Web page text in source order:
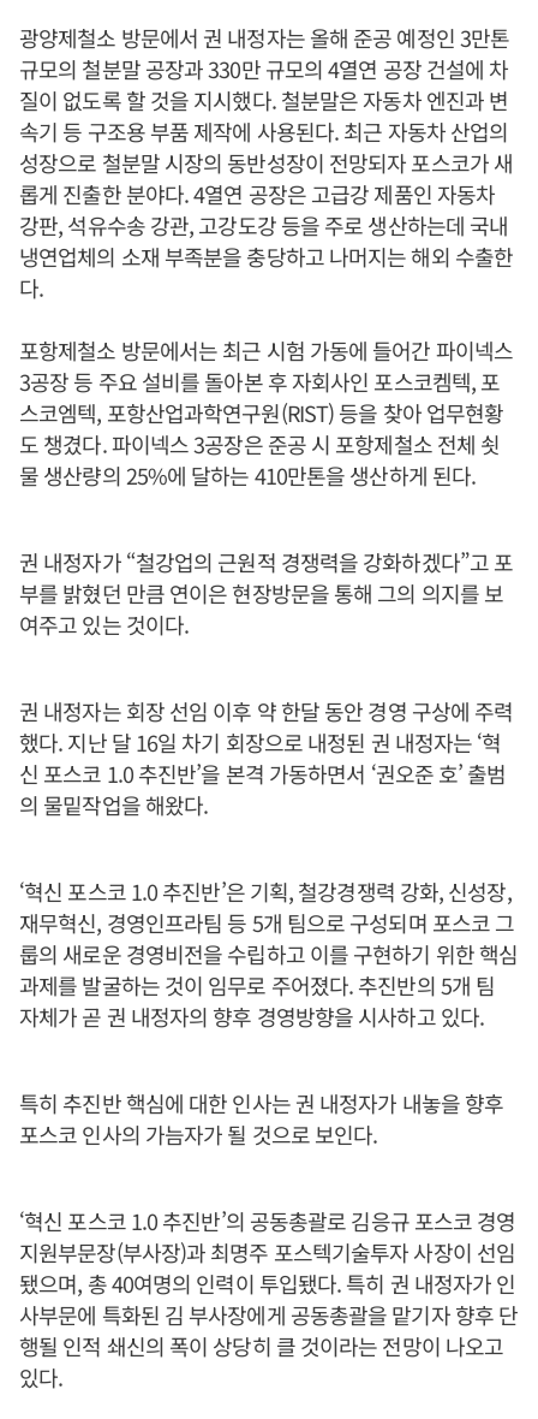
광양제철소 방문에서 권 내정자는 올해 준공 예정인 3만톤
규모의 철분말 공장과 330만 규모의 4열연 공장 건설에 차
질이 없도록 할 것을 지시했다. 철분말은 자동차 엔진과 변
속기 등 구조용 부품 제작에 사용된다. 최근 자동차 산업의
성장으로 철분말 시장의 동반성장이 전망되자 포스코가 새
롭게 진출한 분야다. 4열연 공장은 고급강 제품인 자동차
강판, 석유수송 강관, 고강도강 등을 주로 생산하는데 국내
냉연업체의 소재 부족분을 충당하고 나머지는 해외 수출한
다.
포항제철소 방문에서는 최근 시험 가동에 들어간 파이넥스
3공장 등 주요 설비를 돌아본 후 자회사인 포스코켐텍, 포
스코엠텍, 포항산업과학연구원(RIST) 등을 찾아 업무현황
도 챙겼다. 파이넥스 3공장은 준공 시 포항제철소 전체 쇳
물 생산량의 25%에 달하는 410만톤을 생산하게 된다.
권 내정자가 “철강업의 근원적 경쟁력을 강화하겠다”고 포
부를 밝혔던 만큼 연이은 현장방문을 통해 그의 의지를 보
여주고 있는 것이다.
권 내정자는 회장 선임 이후 약 한달 동안 경영 구상에 주력
했다. 지난 달 16일 차기 회장으로 내정된 권 내정자는 ‘혁
신 포스코 1.0 추진반’을 본격 가동하면서 ‘권오준 호’ 출범
의 물밑작업을 해왔다.
‘혁신 포스코 1.0 추진반’은 기획, 철강경쟁력 강화, 신성장,
재무혁신, 경영인프라팀 등 5개 팀으로 구성되며 포스코 그
룹의 새로운 경영비전을 수립하고 이를 구현하기 위한 핵심
과제를 발굴하는 것이 임무로 주어졌다. 추진반의 5개 팀
자체가 곧 권 내정자의 향후 경영방향을 시사하고 있다.
특히 추진반 핵심에 대한 인사는 권 내정자가 내놓을 향후
포스코 인사의 가늠자가 될 것으로 보인다.
‘혁신 포스코 1.0 추진반’의 공동총괄로 김응규 포스코 경영
지원부문장(부사장)과 최명주 포스텍기술투자 사장이 선임
됐으며, 총 40여명의 인력이 투입됐다. 특히 권 내정자가 인
사부문에 특화된 김 부사장에게 공동총괄을 맡기자 향후 단
행될 인적 쇄신의 폭이 상당히 클 것이라는 전망이 나오고
있다.